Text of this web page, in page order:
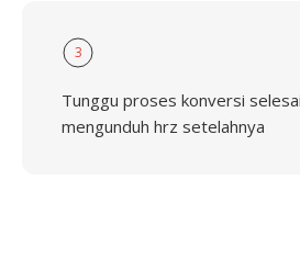
3
Tunggu proses konversi
mengunduh hrz setelahnya